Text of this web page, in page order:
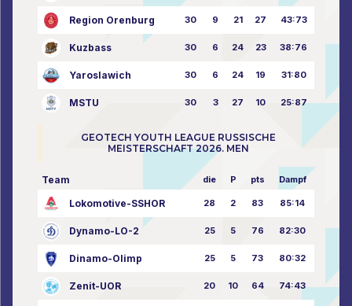
Region Orenburg 30 9 21 27 43:73
Kuzbass 30 6 24 23 38:76
Yaroslawich 30 6 24 19 31:80
MSTU 30 3 27 10 25:87
GEOTECH YOUTH LEAGUE RUSSISCHE
MEISTERSCHAFT 2026. MEN
Team die P pts Dampf
Lokomotive-SSHOR 28 2 83 85:14
Dynamo-LO-2 25 5 76 82:30
Dinamo-Olimp 25 5 73 80:32
Zenit-UOR 20 10 64 74:43